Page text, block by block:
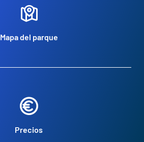
Mapa del parque
Precios